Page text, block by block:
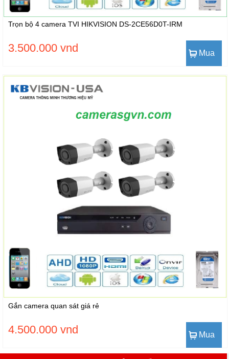
Trọn bộ 4 camera TVI HIKVISION DS-2CE56D0T-IRM
3.500.000 vnd Mua
Gắn camera quan sát giá rẻ
4.500.000 vnd Mua